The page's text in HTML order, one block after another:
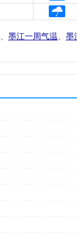
墨江一周气温 墨